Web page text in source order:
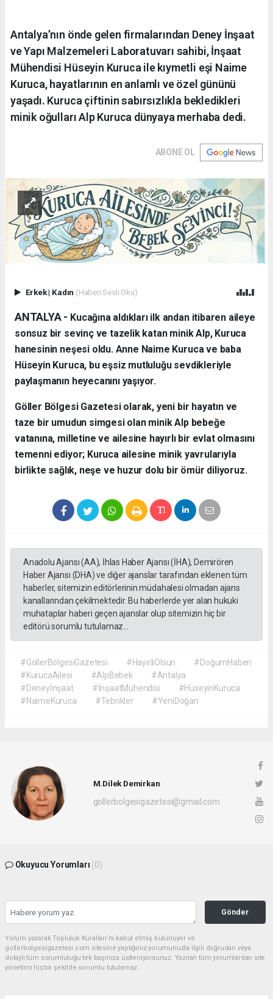
Antalya’nın önde gelen firmalarından Deney İnşaat
ve Yapı Malzemeleri Laboratuvarı sahibi, İnşaat
Mühendisi Hüseyin Kuruca ile kıymetli eşi Naime
Kuruca, hayatlarının en anlamlı ve özel gününü
yaşadı. Kuruca çiftinin sabırsızlıkla bekledikleri
minik oğulları Alp Kuruca dünyaya merhaba dedi.
ABONE OL
Erkek| Kadın (Haberi Sesli Oku)
ANTALYA - ​ Kucağına aldıkları ilk andan itibaren aileye
sonsuz bir sevinç ve tazelik katan minik Alp, Kuruca
hanesinin neşesi oldu. Anne Naime Kuruca ve baba
Hüseyin Kuruca, bu eşsiz mutluluğu sevdikleriyle
paylaşmanın heyecanını yaşıyor.
​Göller Bölgesi Gazetesi olarak, yeni bir hayatın ve
taze bir umudun simgesi olan minik Alp bebeğe
vatanına, milletine ve ailesine hayırlı bir evlat olmasını
temenni ediyor; Kuruca ailesine minik yavrularıyla
birlikte sağlık, neşe ve huzur dolu bir ömür diliyoruz.
Anadolu Ajansı (AA), İhlas Haber Ajansı (İHA), Demirören
Haber Ajansı (DHA) ve diğer ajanslar tarafından eklenen tüm
haberler, sitemizin editörlerinin müdahalesi olmadan ajans
kanallarından çekilmektedir. Bu haberlerde yer alan hukuki
muhataplar haberi geçen ajanslar olup sitemizin hiç bir
editörü sorumlu tutulamaz...
#GöllerBölgesiGazetesi #HayırlıOlsun
#DoğumHaberi
#KurucaAilesi
#AlpBebek
#Antalya
#Deneyİnşaat
#İnşaatMühendisi
#HüseyinKuruca
#NaimeKuruca
#Tebrikler #YeniDoğan
M.Dilek Demirkan
gollerbolgesigazetesi@gmail.com
Okuyucu Yorumları (0)
Gönder
Yorum yazarak Topluluk Kuralları’nı kabul etmiş bulunuyor ve
gollerbolgesigazetesi.com sitesine yaptığınız yorumunuzla ilgili doğrudan veya
dolaylı tüm sorumluluğu tek başınıza üstleniyorsunuz. Yazılan tüm yorumlardan site
yönetimi hiçbir şekilde sorumlu tutulamaz.